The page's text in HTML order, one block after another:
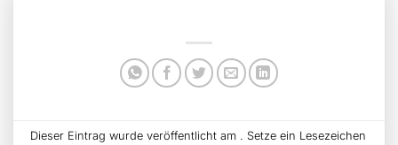
Dieser Eintrag wurde veröffentlicht am . Setze ein Lesezeichen